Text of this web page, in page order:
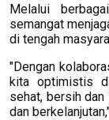
Melalui
semangat
di tengah
"Dengan
kita optimistis
sehat, bersih
dan